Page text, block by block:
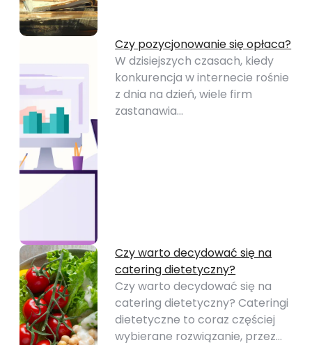
Czy pozycjonowanie się opłaca?
W dzisiejszych czasach, kiedy
konkurencja w internecie rośnie
z dnia na dzień, wiele firm
zastanawia…
Czy warto decydować się na
catering dietetyczny?
Czy warto decydować się na
catering dietetyczny? Cateringi
dietetyczne to coraz częściej
wybierane rozwiązanie, przez…